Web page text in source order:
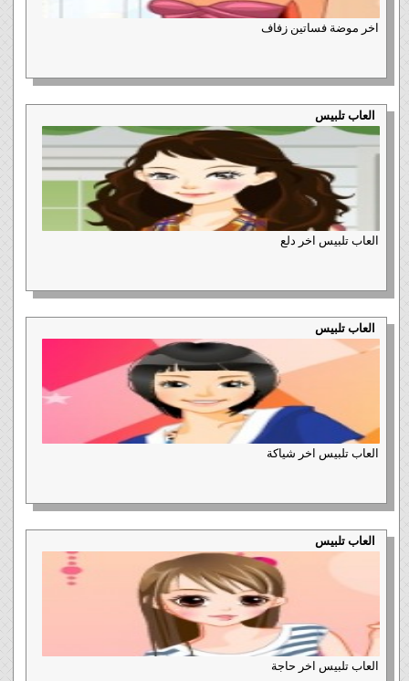
اخر موضة فساتين زفاف
العاب تلبيس
العاب تلبيس اخر دلع
العاب تلبيس
العاب تلبيس اخر شياكة
العاب تلبيس
العاب تلبيس اخر حاجة